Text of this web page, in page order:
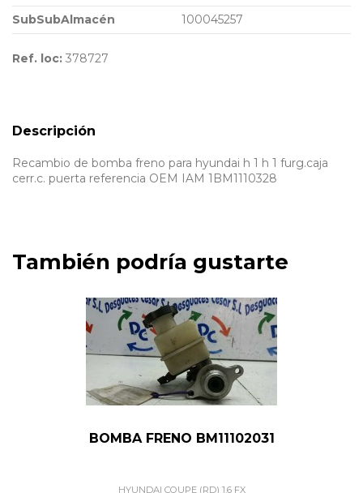
SubSubAlmacén
100045257
Ref. loc: 378727
Descripción
Recambio de bomba freno para hyundai h 1 h 1 furg.caja
cerr.c. puerta referencia OEM IAM 1BM1110328
También podría gustarte
BOMBA FRENO BM11102031
HYUNDAI COUPE (RD) 1.6 FX